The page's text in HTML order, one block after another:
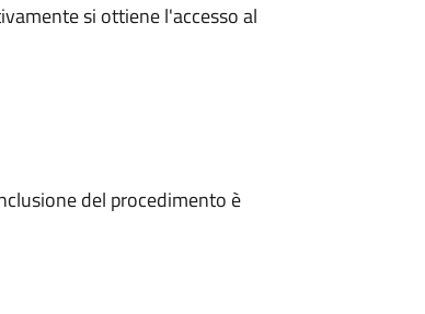
si ottiene l'accesso al
del procedimento è